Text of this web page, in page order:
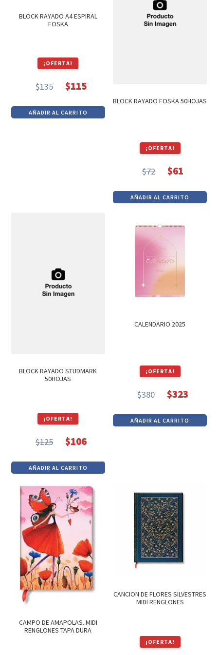
BLOCK RAYADO A4 ESPIRAL
FOSKA
¡OFERTA!
$135
precio
original
$115
precio
actual
AÑADIR AL CARRITO
BLOCK RAYADO FOSKA 50HOJAS
¡OFERTA!
$72
precio
original
$72.
$61
precio
actual
$61.
AÑADIR AL CARRITO
BLOCK RAYADO STUDMARK
50HOJAS
¡OFERTA!
$125
precio
original
era:
$125.
$106
precio
actual
es:
$106.
AÑADIR AL CARRITO
CALENDARIO 2025
¡OFERTA!
$380
precio
original
$323
precio
actual
AÑADIR AL CARRITO
CAMPO DE AMAPOLAS. MIDI
RENGLONES TAPA DURA
CANCION DE FLORES SILVESTRES
MIDI RENGLONES
¡OFERTA!